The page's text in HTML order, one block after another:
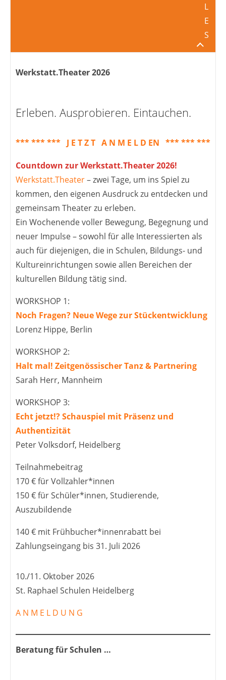
L
E
S
Werkstatt.Theater 2026
Erleben. Ausprobieren. Eintauchen.
*** *** *** J E T Z T A N M E L D EN *** *** ***
Countdown zur Werkstatt.Theater 2026!
Werkstatt.Theater– zwei Tage, um ins Spiel zu
kommen, den eigenen Ausdruck zu entdecken und
gemeinsam Theater zu erleben.
Ein Wochenende voller Bewegung, Begegnung und
neuer Impulse – sowohl für alle Interessierten als
auch für diejenigen, die in Schulen, Bildungs- und
Kultureinrichtungen sowie allen Bereichen der
kulturellen Bildung tätig sind.
WORKSHOP 1:
Noch Fragen? Neue Wege zur Stückentwicklung
Lorenz Hippe, Berlin
WORKSHOP 2:
Halt mal! Zeitgenössischer Tanz & Partnering
Sarah Herr, Mannheim
WORKSHOP 3:
Echt jetzt!? Schauspiel mit Präsenz und
Authentizität
Peter Volksdorf, Heidelberg
Teilnahmebeitrag
170 € für Vollzahler*innen
150 € für Schüler*innen, Studierende,
Auszubildende
140 € mit Frühbucher*innenrabatt bei
Zahlungseingang bis 31. Juli 2026
10./11. Oktober 2026
St. Raphael Schulen Heidelberg
A N M E L D U N G
Beratung für Schulen …